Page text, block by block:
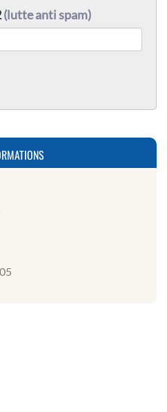
(lutte anti spam)